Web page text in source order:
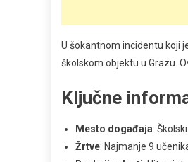
U šokantnom incidentu koji
školskom objektu u Grazu.
Ključne
Mesto događaja:
Žrtve: Najmanje 9